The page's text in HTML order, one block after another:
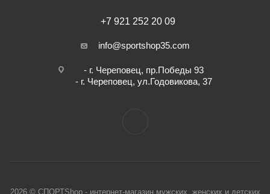
+7 921 252 20 09
info@sportshop35.com
- г. Череповец, пр.Победы 93
- г. Череповец, ул.Годовикова, 37
2026 © СПОРТShop - интернет-магазин мужских, женских и детских